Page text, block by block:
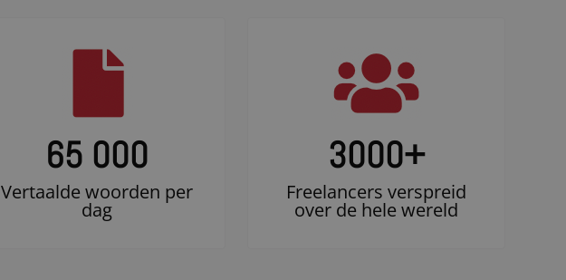
65 000
Vertaalde woorden per
dag
3000+
Freelancers verspreid
over de hele wereld